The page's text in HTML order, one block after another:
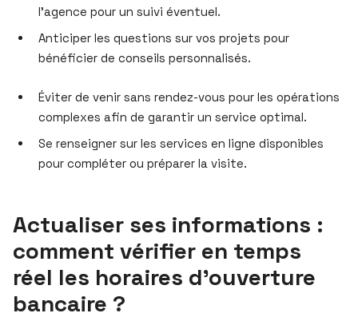
l’agence pour un suivi éventuel.
Anticiper les questions sur vos projets pour
bénéficier de conseils personnalisés.
Éviter de venir sans rendez-vous pour les opérations
complexes afin de garantir un service optimal.
Se renseigner sur les services en ligne disponibles
pour compléter ou préparer la visite.
Actualiser ses informations :
comment vérifier en temps
réel les horaires d’ouverture
bancaire ?